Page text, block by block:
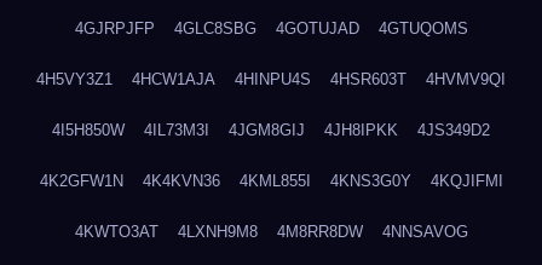
4GJRPJFP 4GLC8SBG 4GOTUJAD 4GTUQOMS
4H5VY3Z1 4HCW1AJA 4HINPU4S 4HSR603T 4HVMV9QI
4I5H850W 4IL73M3I 4JGM8GIJ 4JH8IPKK 4JS349D2
4K2GFW1N 4K4KVN36 4KML855I 4KNS3G0Y 4KQJIFMI
4KWTO3AT 4LXNH9M8 4M8RR8DW 4NNSAVOG